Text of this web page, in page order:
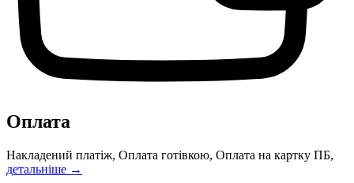
Оплата
Накладений платіж, Оплата готівкою, Оплата на картку ПБ,
детальніше →